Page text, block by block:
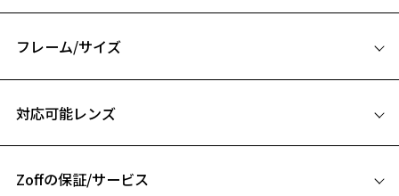
お気に入りリストは
男女兼用でお使いいただけます。
EYE LOVE TRAD ページをみる
※柄や色味の出方に個体差があり、画像と異なる場合がございます。
フレーム/サイズ
B ブリッジ(鼻部分)の横幅：17mm
対応可能レンズ
Zoffの保証/サービス